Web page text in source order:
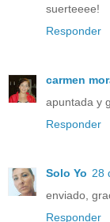
suerteeee!
Responder
carmen
apuntada y
Responder
Solo Yo 28
enviado,
Responder